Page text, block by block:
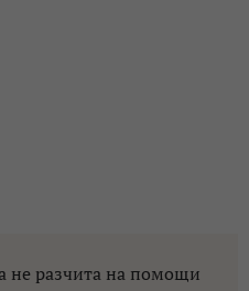
не разчита на помощи